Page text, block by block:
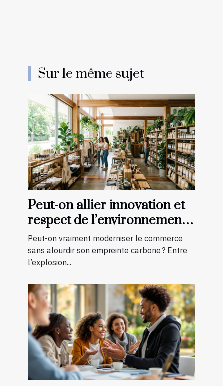
Sur le même sujet
Peut-on allier innovation et
respect de l’environnement
en boutique ?
Peut-on vraiment moderniser le commerce
sans alourdir son empreinte carbone ? Entre
l’explosion...